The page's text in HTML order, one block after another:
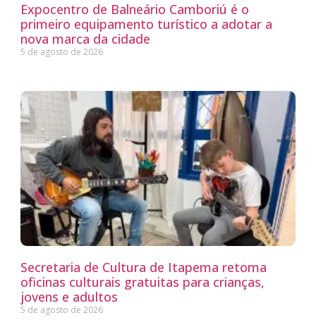
Expocentro de Balneário Camboriú é o
primeiro equipamento turístico a adotar a
nova marca da cidade
5 de agosto de 2026
Secretaria de Cultura de Itapema retoma
oficinas culturais gratuitas para crianças,
jovens e adultos
5 de agosto de 2026